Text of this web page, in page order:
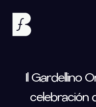
Il Gardellino
celebración